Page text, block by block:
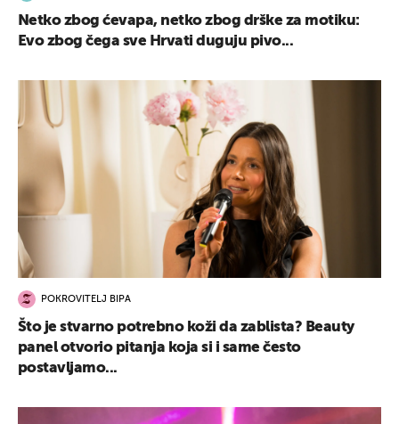
Netko zbog ćevapa, netko zbog drške za motiku:
Evo zbog čega sve Hrvati duguju pivo...
POKROVITELJ BIPA
Što je stvarno potrebno koži da zablista? Beauty
panel otvorio pitanja koja si i same često
postavljamo...